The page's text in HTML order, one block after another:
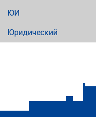
ЮИ
Юридический